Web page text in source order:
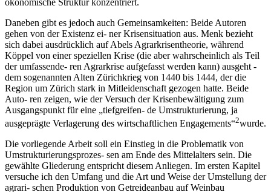
Daneben gibt es jedoch auch Gemeinsamkeiten: Beide Autoren
gehen von der Existenz ei- ner Krisensituation aus. Menk bezieht
sich dabei ausdrücklich auf Abels Agrarkrisentheorie, während
Köppel von einer speziellen Krise (die aber wahrscheinlich als Teil
der umfassende- ren Agrarkrise aufgefasst werden kann) ausgeht -
dem sogenannten Alten Zürichkrieg von 1440 bis 1444, der die
Region um Zürich stark in Mitleidenschaft gezogen hatte. Beide
Auto- ren zeigen, wie der Versuch der Krisenbewältigung zum
Ausgangspunkt für eine „tiefgreifen- de Umstrukturierung, ja
ausgeprägte Verlagerung des wirtschaftlichen Engagements“2wurde.
Die vorliegende Arbeit soll ein Einstieg in die Problematik von
Umstrukturierungsprozes- sen am Ende des Mittelalters sein. Die
gewählte Gliederung entspricht diesem Anliegen. Im ersten Kapitel
versuche ich den Umfang und die Art und Weise der Umstellung der
agrari- schen Produktion von Getreideanbau auf Weinbau